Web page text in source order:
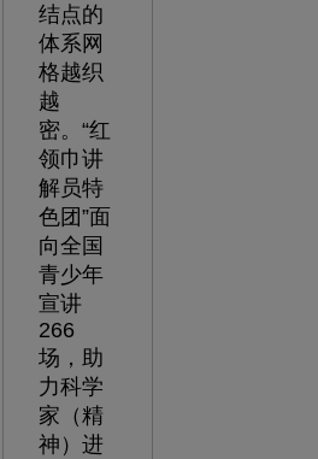
结点的
体系网
格越织
越
密。“红
领巾讲
解员特
色团”面
向全国
青少年
宣讲
266
场，助
力科学
家（精
神）进